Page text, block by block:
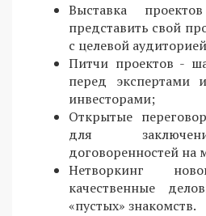
Выставка
представить свой
с целевой
Питчи проектов -
перед экспертами
инвесторами;
Открытые
для
договоренностей на
Нетворкинг
качественные
«пустых» знакомств.